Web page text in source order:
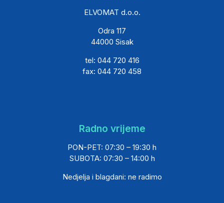
ELVOMAT d.o.o.
Odra 117
44000 Sisak
tel: 044 720 416
fax: 044 720 458
Radno vrijeme
PON-PET: 07:30 – 19:30 h
SUBOTA: 07:30 – 14:00 h
Nedjelja i blagdani: ne radimo